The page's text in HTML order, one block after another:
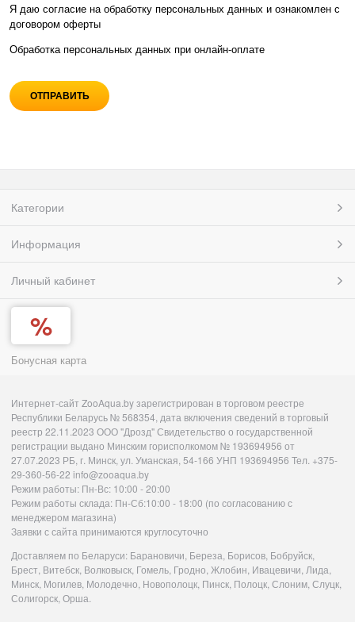
Я даю согласие на обработку персональных данных и ознакомлен с
договором оферты
Обработка персональных данных при онлайн-оплате
Категории
Информация
Личный кабинет
Бонусная карта
Интернет-сайт ZooAqua.by зарегистрирован в торговом реестре
Республики Беларусь № 568354, дата включения сведений в торговый
реестр 22.11.2023 ООО "Дрозд" Свидетельство о государственной
регистрации выдано Минским горисполкомом № 193694956 от
27.07.2023 РБ, г. Минск, ул. Уманская, 54-166 УНП 193694956 Тел. +375-
29-360-56-22 info@zooaqua.by
Режим работы: Пн-Вс: 10:00 - 20:00
Режим работы склада: Пн-Сб:10:00 - 18:00 (по согласованию с
менеджером магазина)
Заявки с сайта принимаются круглосуточно
Доставляем по Беларуси: Барановичи, Береза, Борисов, Бобруйск,
Брест, Витебск, Волковыск, Гомель, Гродно, Жлобин, Ивацевичи, Лида,
Минск, Могилев, Молодечно, Новополоцк, Пинск, Полоцк, Слоним, Слуцк,
Солигорск, Орша.